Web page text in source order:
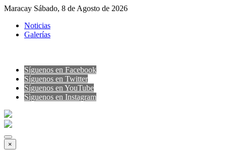
Maracay Sábado, 8 de Agosto de 2026
Noticias
Galerías
Síguenos en Facebook
Síguenos en Twitter
Síguenos en YouTube
Sìguenos en Instagram
×